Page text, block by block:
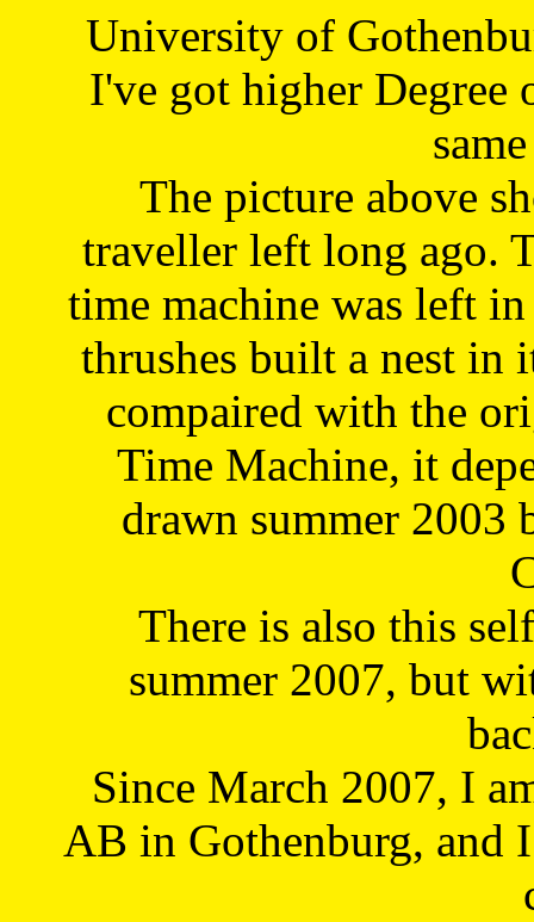
University of
I've got higher Degree
The picture above
traveller left long ago.
time machine was left
thrushes built a nest in
compaired with the
Time Machine, it
drawn summer 2003
There is also this
summer 2007, but
Since March 2007, I
AB in Gothenburg, and